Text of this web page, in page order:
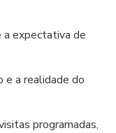
a expectativa de
e a realidade do
programadas,